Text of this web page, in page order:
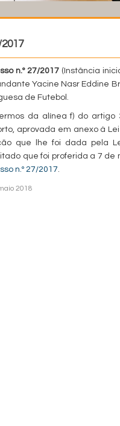
n.º 27/2017 (Instância
Yacine Nasr Eddine
de Futebol.
da alínea f) do artigo
aprovada em anexo à
que lhe foi dada pela
que foi proferida a 7 de
n.º 27/2017.
2018